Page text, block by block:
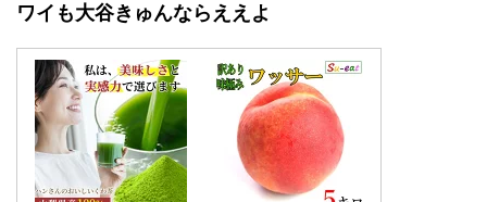
ワイも大谷きゅんならええよ